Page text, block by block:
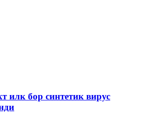
илк бор синтетик вирус